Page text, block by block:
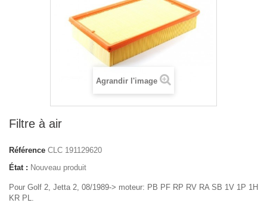
Agrandir l'image
Filtre à air
Référence CLC 191129620
État : Nouveau produit
Pour Golf 2, Jetta 2, 08/1989-> moteur: PB PF RP RV RA SB 1V 1P 1H
KR PL.